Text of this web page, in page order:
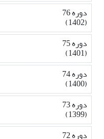
دوره 76
(1402)
دوره 75
(1401)
دوره 74
(1400)
دوره 73
(1399)
دوره 72